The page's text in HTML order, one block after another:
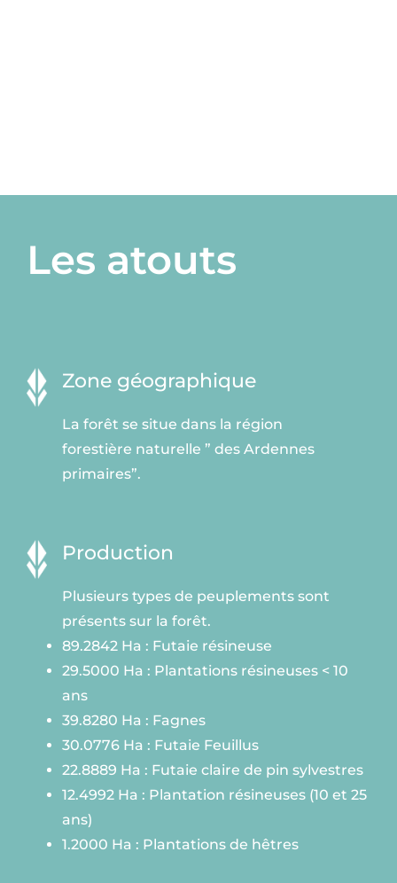
Les atouts
Zone géographique
La forêt se situe dans la région
forestière naturelle ” des Ardennes
primaires”.
Production
Plusieurs types de peuplements sont
présents sur la forêt.
89.2842 Ha : Futaie résineuse
29.5000 Ha : Plantations résineuses < 10
ans
39.8280 Ha : Fagnes
30.0776 Ha : Futaie Feuillus
22.8889 Ha : Futaie claire de pin sylvestres
12.4992 Ha : Plantation résineuses (10 et 25
ans)
1.2000 Ha : Plantations de hêtres